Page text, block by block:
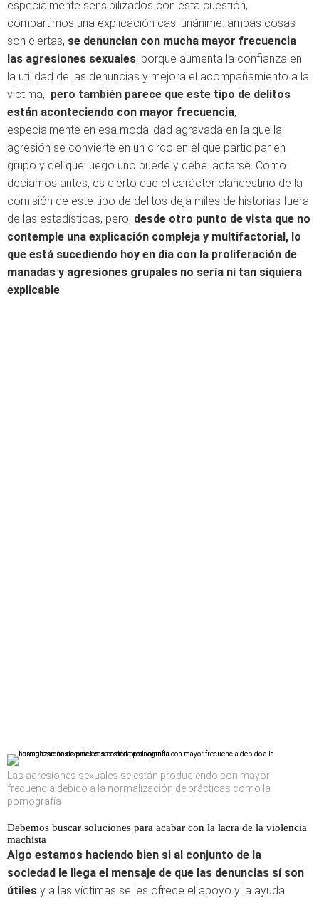
especialmente sensibilizados con esta cuestión,
compartimos una explicación casi unánime: ambas cosas
son ciertas, se denuncian con mucha mayor frecuencia
las agresiones sexuales, porque aumenta la confianza en
la utilidad de las denuncias y mejora el acompañamiento a la
víctima, pero también parece que este tipo de delitos
están aconteciendo con mayor frecuencia,
especialmente en esa modalidad agravada en la que la
agresión se convierte en un circo en el que participar en
grupo y del que luego uno puede y debe jactarse. Como
decíamos antes, es cierto que el carácter clandestino de la
comisión de este tipo de delitos deja miles de historias fuera
de las estadísticas, pero, desde otro punto de vista que no
contemple una explicación compleja y multifactorial, lo
que está sucediendo hoy en día con la proliferación de
manadas y agresiones grupales no sería ni tan siquiera
explicable.
Las agresiones sexuales se están produciendo con mayor
frecuencia debido a la normalización de prácticas como la
pornografía
Debemos buscar soluciones para acabar con la lacra de la violencia
machista
Algo estamos haciendo bien si al conjunto de la
sociedad le llega el mensaje de que las denuncias sí son
útiles y a las víctimas se les ofrece el apoyo y la ayuda